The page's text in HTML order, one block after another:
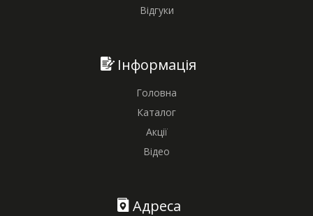
Відгуки
Інформація
Головна
Каталог
Акції
Відео
Адреса